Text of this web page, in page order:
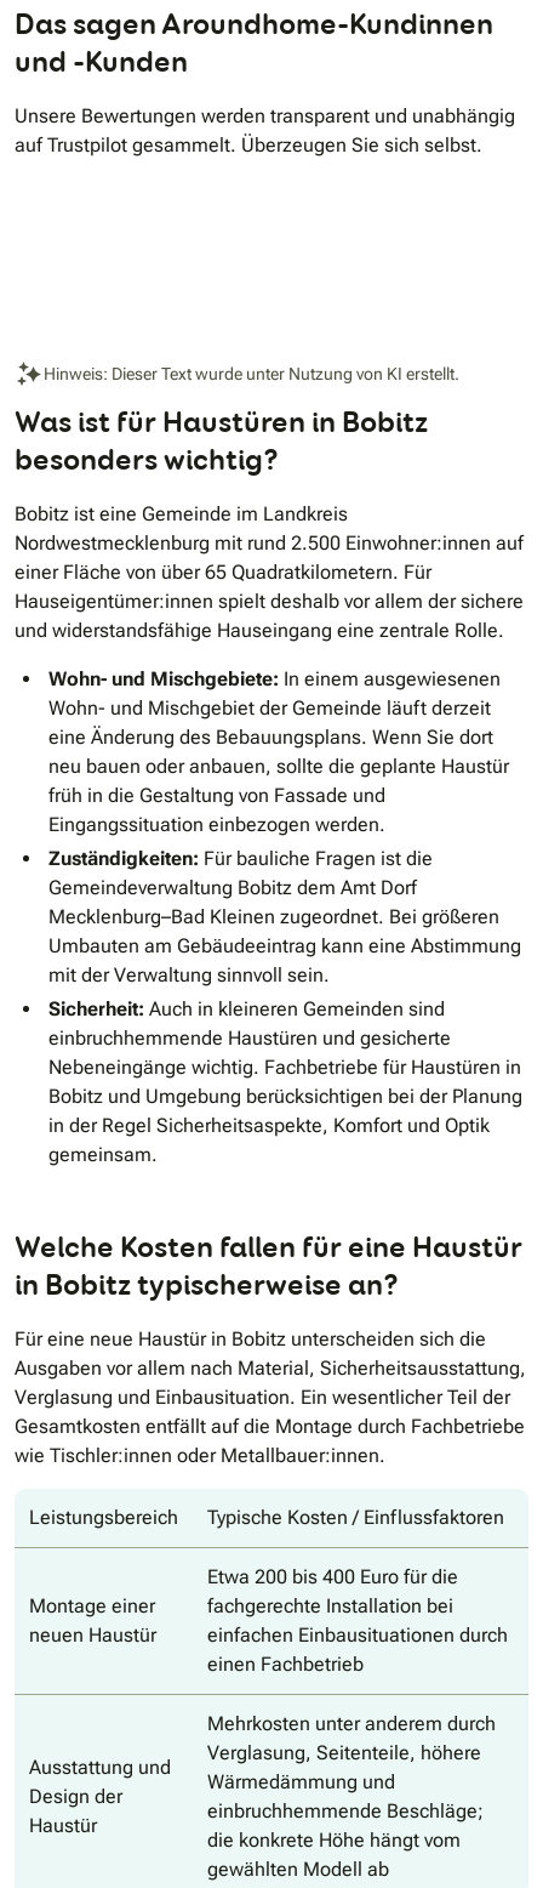
Das sagen Aroundhome-Kundinnen
und -Kunden
Unsere Bewertungen werden transparent und unabhängig
auf Trustpilot gesammelt. Überzeugen Sie sich selbst.
Hinweis: Dieser Text wurde unter Nutzung von KI erstellt.
Was ist für Haustüren in Bobitz
besonders wichtig?
Bobitz ist eine Gemeinde im Landkreis
Nordwestmecklenburg mit rund 2.500 Einwohner:innen auf
einer Fläche von über 65 Quadratkilometern. Für
Hauseigentümer:innen spielt deshalb vor allem der sichere
und widerstandsfähige Hauseingang eine zentrale Rolle.
Wohn- und Mischgebiete: In einem ausgewiesenen
Wohn- und Mischgebiet der Gemeinde läuft derzeit
eine Änderung des Bebauungsplans. Wenn Sie dort
neu bauen oder anbauen, sollte die geplante Haustür
früh in die Gestaltung von Fassade und
Eingangssituation einbezogen werden.
Zuständigkeiten: Für bauliche Fragen ist die
Gemeindeverwaltung Bobitz dem Amt Dorf
Mecklenburg–Bad Kleinen zugeordnet. Bei größeren
Umbauten am Gebäudeeintrag kann eine Abstimmung
mit der Verwaltung sinnvoll sein.
Sicherheit: Auch in kleineren Gemeinden sind
einbruchhemmende Haustüren und gesicherte
Nebeneingänge wichtig. Fachbetriebe für Haustüren in
Bobitz und Umgebung berücksichtigen bei der Planung
in der Regel Sicherheitsaspekte, Komfort und Optik
gemeinsam.
Welche Kosten fallen für eine Haustür
in Bobitz typischerweise an?
Für eine neue Haustür in Bobitz unterscheiden sich die
Ausgaben vor allem nach Material, Sicherheitsausstattung,
Verglasung und Einbausituation. Ein wesentlicher Teil der
Gesamtkosten entfällt auf die Montage durch Fachbetriebe
wie Tischler:innen oder Metallbauer:innen.
Leistungsbereich Typische Kosten / Einflussfaktoren
Montage einer
neuen Haustür
Etwa 200 bis 400 Euro für die
fachgerechte Installation bei
einfachen Einbausituationen durch
einen Fachbetrieb
Ausstattung und
Design der
Haustür
Mehrkosten unter anderem durch
Verglasung, Seitenteile, höhere
Wärmedämmung und
einbruchhemmende Beschläge;
die konkrete Höhe hängt vom
gewählten Modell ab